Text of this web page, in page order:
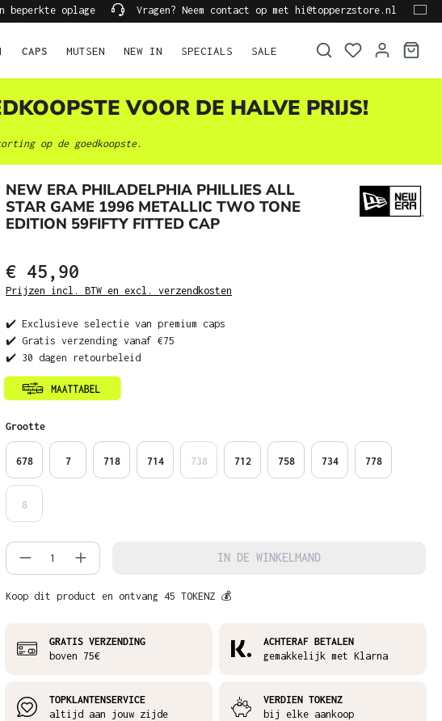
beperkte oplage Vragen? Neem contact op met hi@topperzstore.nl
CAPS MUTSEN NEW IN SPECIALS SALE
VOOR DE HALVE PRIJS!
op de goedkoopste.
NEW ERA PHILADELPHIA PHILLIES ALL
STAR GAME 1996 METALLIC TWO TONE
EDITION 59FIFTY FITTED CAP
€ 45,90
Prijzen incl. BTW en excl. verzendkosten
✔️ Exclusieve selectie van premium caps
✔️ Gratis verzending vanaf €75
✔️ 30 dagen retourbeleid
Selecteer
Grootte
678 7 718 714 738 712 758 734 778
8
Producthoeveelheid: Voer de gewenste
IN DE WINKELMAND
Koop dit product en ontvang 45 TOKENZ 💰
GRATIS VERZENDING
boven 75€
ACHTERAF BETALEN
gemakkelijk met Klarna
TOPKLANTENSERVICE
altijd aan jouw zijde
VERDIEN TOKENZ
bij elke aankoop